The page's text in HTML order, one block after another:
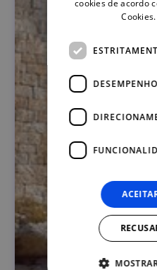
cookies de acordo
Cookies.
DESEMPENHO